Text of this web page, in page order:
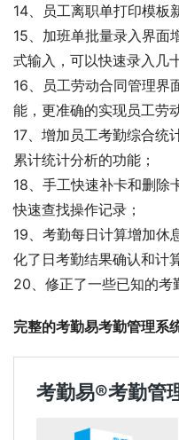
14、员工离职单打印模板
15、加班单批量录入界面
式输入，可以快速录入几
16、员工劳动合同管理界
能，更准确的实现员工劳
17、增加员工考勤综合统
累计统计分析的功能；
18、手工快速补卡和删除
快速查找操作记录；
19、考勤每日计算增加休
化了日考勤结果确认和计
20、修正了一些已知的考
完整的考勤易考勤管理系